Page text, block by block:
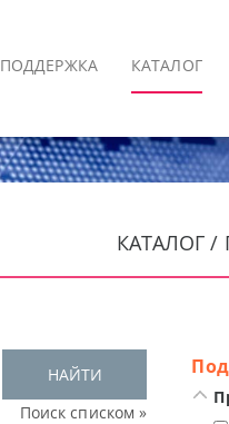
ПОДДЕРЖКА КАТАЛОГ
КАТАЛОГ
НАЙТИ
Поиск списком »